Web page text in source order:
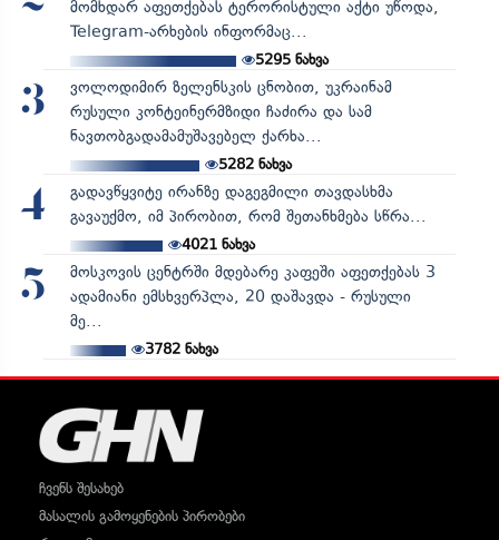
მომხდარ აფეთქებას ტერორისტული აქტი უწოდა,
Telegram-არხების ინფორმაც...
5295ნახვა
3
ვოლოდიმირ ზელენსკის ცნობით, უკრაინამ
რუსული კონტეინერმზიდი ჩაძირა და სამ
ნავთობგადამამუშავებელ ქარხა...
5282ნახვა
4
გადავწყვიტე ირანზე დაგეგმილი თავდასხმა
გავაუქმო, იმ პირობით, რომ შეთანხმება სწრა...
4021ნახვა
5
მოსკოვის ცენტრში მდებარე კაფეში აფეთქებას 3
ადამიანი ემსხვერპლა, 20 დაშავდა - რუსული
მე...
3782ნახვა
ჩვენს შესახებ
მასალის გამოყენების პირობები